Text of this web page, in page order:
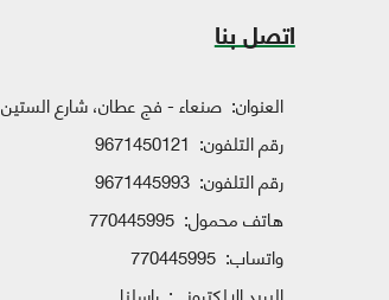
اتصل بنا
العنوان: صنعاء - فج عطان، شارع الستين
رقم التلفون: 9671450121
رقم التلفون: 9671445993
هاتف محمول: 770445995
واتساب: 770445995